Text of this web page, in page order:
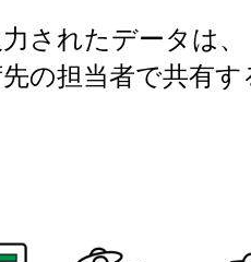
されたデータは
の担当者で共有